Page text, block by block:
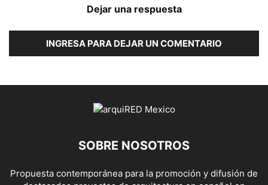
Dejar una respuesta
INGRESA PARA DEJAR UN COMENTARIO
SOBRE NOSOTROS
Propuesta contemporánea para la promoción y difusión de